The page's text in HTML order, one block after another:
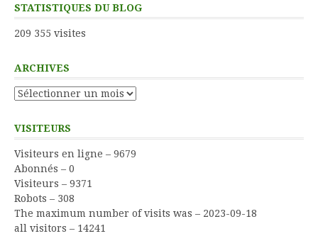
STATISTIQUES DU BLOG
209 355 visites
ARCHIVES
Archives
VISITEURS
Visiteurs en ligne – 9679
Abonnés – 0
Visiteurs – 9371
Robots – 308
The maximum number of visits was – 2023-09-18
all visitors – 14241